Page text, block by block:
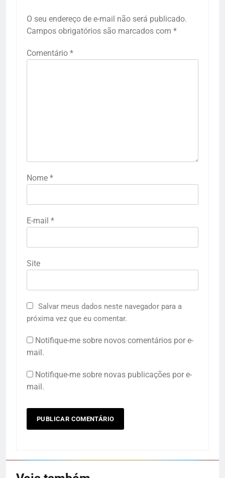
O seu endereço de e-mail não será publicado.
Campos obrigatórios são marcados com *
Comentário *
Nome *
E-mail *
Site
Salvar meus dados neste navegador para a
próxima vez que eu comentar.
Notifique-me sobre novos comentários por e-
mail.
Notifique-me sobre novas publicações por e-
mail.